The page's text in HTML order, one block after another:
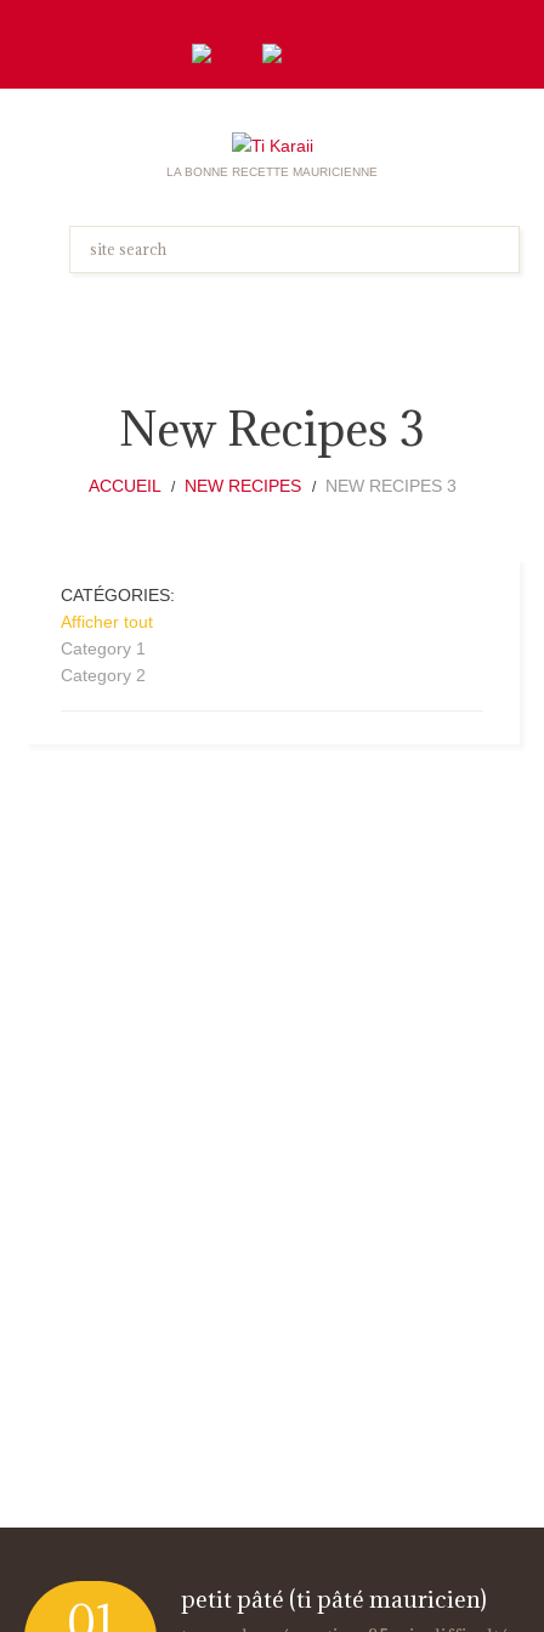
LA BONNE RECETTE MAURICIENNE
New Recipes 3
ACCUEIL NEW RECIPES NEW RECIPES 3
CATÉGORIES:
Afficher tout
Category 1
Category 2
petit pâté (ti pâté mauricien)